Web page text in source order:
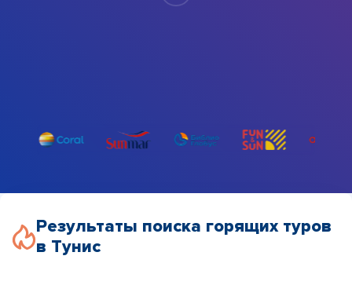
Результаты поиска горящих туров
в Тунис